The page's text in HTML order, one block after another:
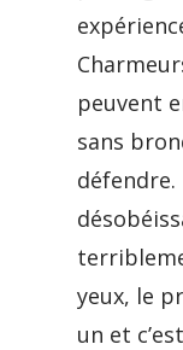
peuvent
sans
yeux, le
un et